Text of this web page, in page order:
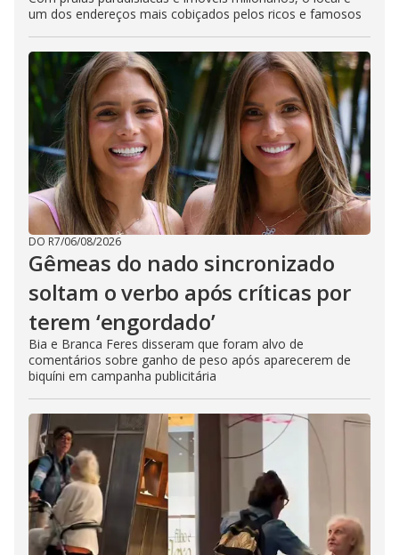
um dos endereços mais cobiçados pelos ricos e famosos
DO R7/06/08/2026
Gêmeas do nado sincronizado
soltam o verbo após críticas por
terem ‘engordado’
Bia e Branca Feres disseram que foram alvo de
comentários sobre ganho de peso após aparecerem de
biquíni em campanha publicitária